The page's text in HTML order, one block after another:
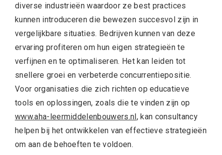
diverse industrieën waardoor ze best practices
kunnen introduceren die bewezen succesvol zijn in
vergelijkbare situaties. Bedrijven kunnen van deze
ervaring profiteren om hun eigen strategieën te
verfijnen en te optimaliseren. Het kan leiden tot
snellere groei en verbeterde concurrentiepositie.
Voor organisaties die zich richten op educatieve
tools en oplossingen, zoals die te vinden zijn op
www.aha-leermiddelenbouwers.nl, kan consultancy
helpen bij het ontwikkelen van effectieve strategieën
om aan de behoeften te voldoen.